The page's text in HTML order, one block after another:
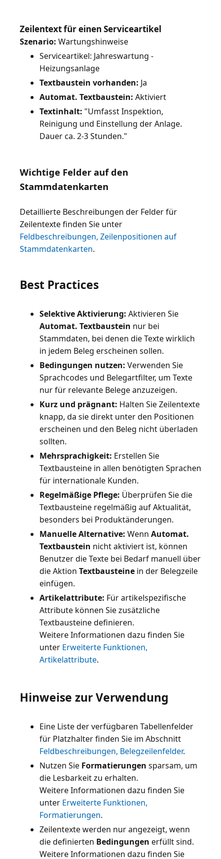
Zeilentext für einen Serviceartikel
Szenario:
Serviceartikel: Jahreswartung -
Heizungsanlage
Textbaustein vorhanden: Ja
Automat. Textbaustein: Aktiviert
Textinhalt: "Umfasst Inspektion,
Reinigung und Einstellung der Anlage.
Dauer ca. 2-3 Stunden."
Wichtige Felder auf den
Stammdatenkarten
Detaillierte Beschreibungen der Felder für
Zeilentexte finden Sie unter
Feldbeschreibungen, Zeilenpositionen auf
Stammdatenkarten.
Best Practices
Selektive Aktivierung: Aktivieren Sie
Automat. Textbaustein nur bei
Stammdaten, bei denen die Texte wirklich
in jedem Beleg erscheinen sollen.
Bedingungen nutzen: Verwenden Sie
Sprachcodes und Belegartfilter, um Texte
nur für relevante Belege anzuzeigen.
Kurz und prägnant: Halten Sie Zeilentexte
knapp, da sie direkt unter den Positionen
erscheinen und den Beleg nicht überladen
sollten.
Mehrsprachigkeit: Erstellen Sie
Textbausteine in allen benötigten Sprachen
für internationale Kunden.
Regelmäßige Pflege: Überprüfen Sie die
Textbausteine regelmäßig auf Aktualität,
besonders bei Produktänderungen.
Manuelle Alternative: Wenn Automat.
Textbaustein nicht aktiviert ist, können
Benutzer die Texte bei Bedarf manuell über
die Aktion Textbausteine in der Belegzeile
einfügen.
Artikelattribute: Für artikelspezifische
Attribute können Sie zusätzliche
Textbausteine definieren.
Weitere Informationen dazu finden Sie
unter Erweiterte Funktionen,
Artikelattribute
Hinweise zur Verwendung
Eine Liste der verfügbaren Tabellenfelder
für Platzhalter finden Sie im Abschnitt
Feldbeschreibungen, Belegzeilenfelder.
Nutzen Sie Formatierungen sparsam, um
die Lesbarkeit zu erhalten.
Weitere Informationen dazu finden Sie
unter Erweiterte Funktionen,
Formatierungen
Zeilentexte werden nur angezeigt, wenn
die definierten Bedingungen erfüllt sind.
Weitere Informationen dazu finden Sie